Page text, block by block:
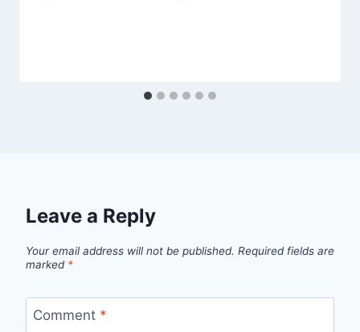
Leave a Reply
Your email address will not be published. Required fields are
marked *
Comment *